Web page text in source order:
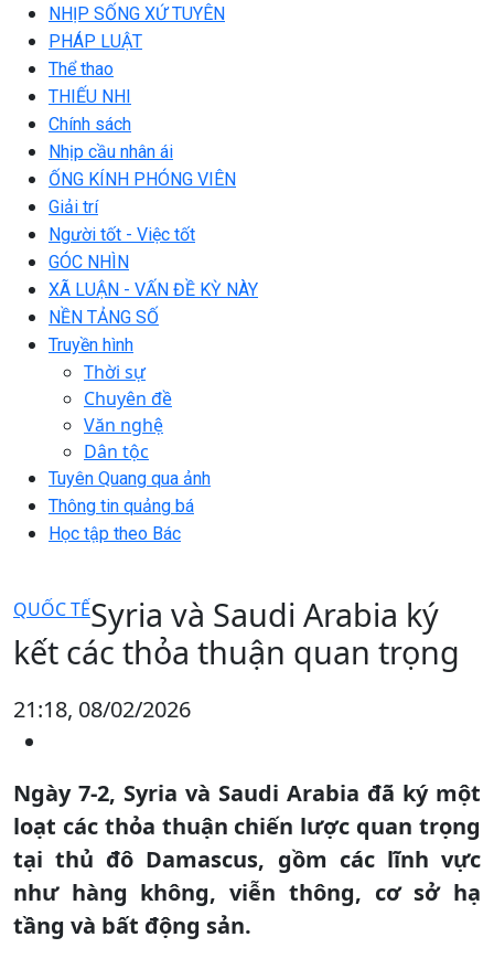
NHỊP SỐNG XỨ TUYÊN
PHÁP LUẬT
Thể thao
THIẾU NHI
Chính sách
Nhịp cầu nhân ái
ỐNG KÍNH PHÓNG VIÊN
Giải trí
Người tốt - Việc tốt
GÓC NHÌN
XÃ LUẬN - VẤN ĐỀ KỲ NÀY
NỀN TẢNG SỐ
Truyền hình
Thời sự
Chuyên đề
Văn nghệ
Dân tộc
Tuyên Quang qua ảnh
Thông tin quảng bá
Học tập theo Bác
QUỐC TẾSyria và Saudi Arabia ký
kết các thỏa thuận quan trọng
21:18, 08/02/2026
Ngày 7-2, Syria và Saudi Arabia đã ký một
loạt các thỏa thuận chiến lược quan trọng
tại thủ đô Damascus, gồm các lĩnh vực
như hàng không, viễn thông, cơ sở hạ
tầng và bất động sản.